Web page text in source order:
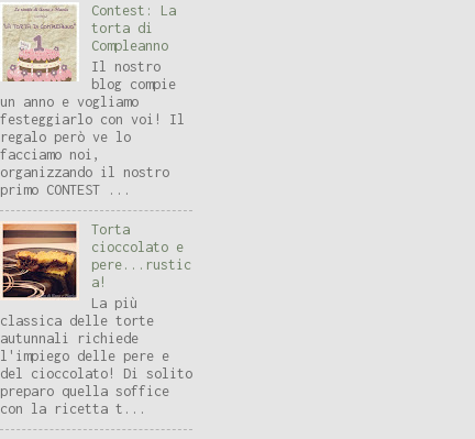
Contest: La
torta di
Compleanno
Il nostro
blog compie
un anno e vogliamo
festeggiarlo con voi! Il
regalo però ve lo
facciamo noi,
organizzando il nostro
primo CONTEST ...
Torta
cioccolato e
pere...rustic
a!
La più
classica delle torte
autunnali richiede
l'impiego delle pere e
del cioccolato! Di solito
preparo quella soffice
con la ricetta t...